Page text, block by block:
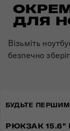
ДЛЯ
Візьміть
безпечно
БУДЬТЕ
РЮКЗАК 15.6"